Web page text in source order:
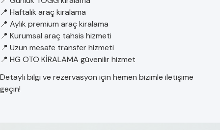
📍 Haftalık araç kiralama
📍 Aylık premium araç kiralama
📍 Kurumsal araç tahsis hizmeti
📍 Uzun mesafe transfer hizmeti
📍 HG OTO KİRALAMA güvenilir hizmet
Detaylı bilgi ve rezervasyon için hemen bizimle iletişime
geçin!